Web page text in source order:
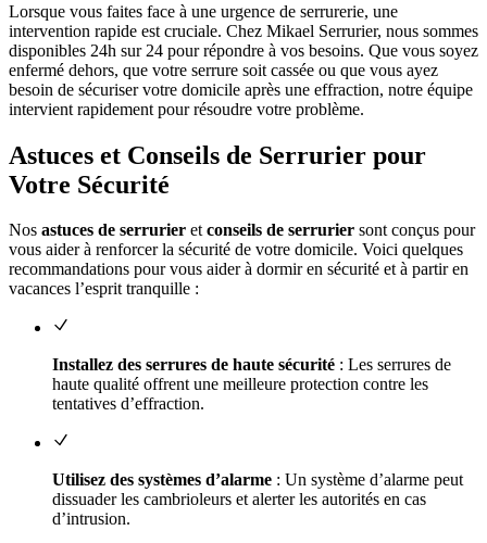
Lorsque vous faites face à une urgence de serrurerie, une
intervention rapide est cruciale. Chez Mikael Serrurier, nous sommes
disponibles 24h sur 24 pour répondre à vos besoins. Que vous soyez
enfermé dehors, que votre serrure soit cassée ou que vous ayez
besoin de sécuriser votre domicile après une effraction, notre équipe
intervient rapidement pour résoudre votre problème.
Astuces et Conseils de Serrurier pour
Votre Sécurité
Nos astuces de serrurier etconseils de serrurier sont conçus pour
vous aider à renforcer la sécurité de votre domicile. Voici quelques
recommandations pour vous aider à dormir en sécurité et à partir en
vacances l’esprit tranquille :
Installez des serrures de haute sécurité : Les serrures de
haute qualité offrent une meilleure protection contre les
tentatives d’effraction.
Utilisez des systèmes d’alarme : Un système d’alarme peut
dissuader les cambrioleurs et alerter les autorités en cas
d’intrusion.